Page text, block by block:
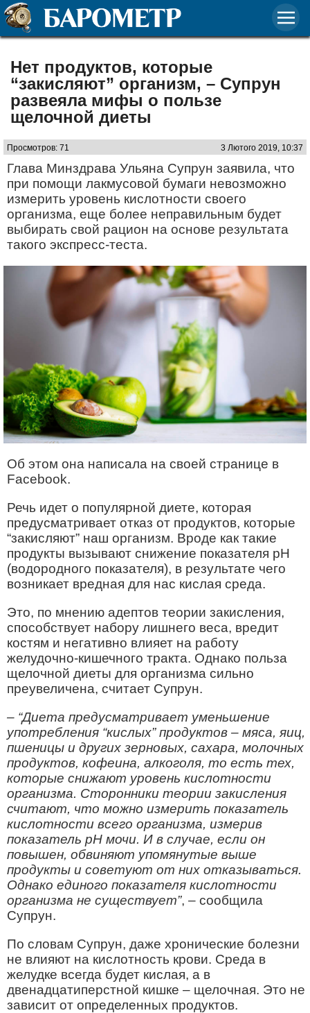
Нет продуктов, которые
“закисляют” организм, – Супрун
развеяла мифы о пользе
щелочной диеты
Просмотров: 71 3 Лютого 2019, 10:37
Глава Минздрава Ульяна Супрун заявила, что
при помощи лакмусовой бумаги невозможно
измерить уровень кислотности своего
организма, еще более неправильным будет
выбирать свой рацион на основе результата
такого экспресс-теста.
Об этом она написала на своей странице в
Facebook.
Речь идет о популярной диете, которая
предусматривает отказ от продуктов, которые
“закисляют” наш организм. Вроде как такие
продукты вызывают снижение показателя pH
(водородного показателя), в результате чего
возникает вредная для нас кислая среда.
Это, по мнению адептов теории закисления,
способствует набору лишнего веса, вредит
костям и негативно влияет на работу
желудочно-кишечного тракта. Однако польза
щелочной диеты для организма сильно
преувеличена, считает Супрун.
– “Диета предусматривает уменьшение
употребления “кислых” продуктов – мяса, яиц,
пшеницы и других зерновых, сахара, молочных
продуктов, кофеина, алкоголя, то есть тех,
которые снижают уровень кислотности
организма. Сторонники теории закисления
считают, что можно измерить показатель
кислотности всего организма, измерив
показатель pH мочи. И в случае, если он
повышен, обвиняют упомянутые выше
продукты и советуют от них отказываться.
Однако единого показателя кислотности
организма не существует”, – сообщила
Супрун.
По словам Супрун, даже хронические болезни
не влияют на кислотность крови. Среда в
желудке всегда будет кислая, а в
двенадцатиперстной кишке – щелочная. Это не
зависит от определенных продуктов.